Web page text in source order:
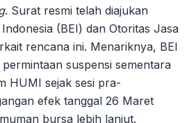
. Surat resmi telah diajukan
(BEI) dan Otoritas Jasa
rencana ini. Menariknya, BEI
suspensi sementara
HUMI sejak sesi pra-
efek tanggal 26 Maret
bursa lebih lanjut.